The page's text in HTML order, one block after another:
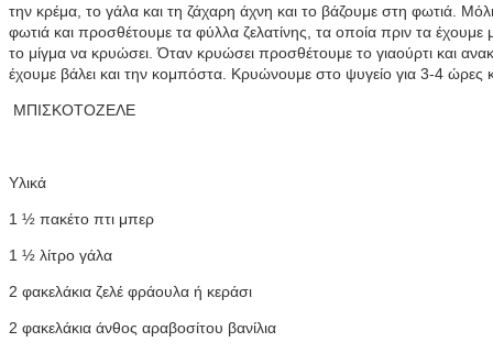
την κρέμα, το γάλα και τη ζάχαρη άχνη και το βάζουμε στη φωτιά.
φωτιά και προσθέτουμε τα φύλλα ζελατίνης, τα οποία πριν τα
το μίγμα να κρυώσει. Όταν κρυώσει προσθέτουμε το γιαούρτι και
έχουμε βάλει και την κομπόστα. Κρυώνουμε στο ψυγείο για 3-4 ώρες
ΜΠΙΣΚΟΤΟΖΕΛΕ
Υλικά
1 ½ πακέτο πτι μπερ
1 ½ λίτρο γάλα
2 φακελάκια ζελέ φράουλα ή κεράσι
2 φακελάκια άνθος αραβοσίτου βανίλια